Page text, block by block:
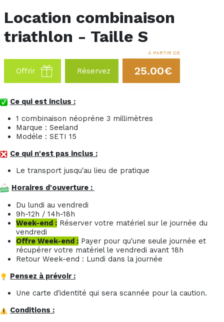
Location combinaison
triathlon - Taille S
Offrir Réservez
À PARTIR DE
25.00€
Ce qui est inclus :
1 combinaison néopréne 3 millimètres
Marque : Seeland
Modéle : SETI 15
Ce qui n'est pas inclus :
Le transport jusqu'au lieu de pratique
Horaires d'ouverture :
Du lundi au vendredi
9h-12h / 14h-18h
Week-end : Réserver votre matériel sur le journée du
vendredi
Offre Week-end : Payer pour qu'une seule journée et
récupérer votre matériel le vendredi avant 18h
Retour Week-end : Lundi dans la journée
Pensez à prévoir :
Une carte d'identité qui sera scannée pour la caution.
Conditions :